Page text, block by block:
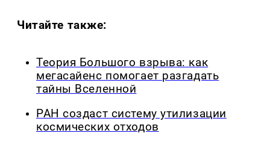
Читайте также:
Теория Большого взрыва: как
мегасайенс помогает разгадать
тайны Вселенной
РАН создаст систему утилизации
космических отходов